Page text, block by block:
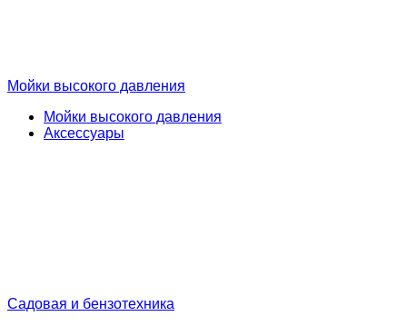
Мойки высокого давления
Мойки высокого давления
Аксессуары
Садовая и бензотехника